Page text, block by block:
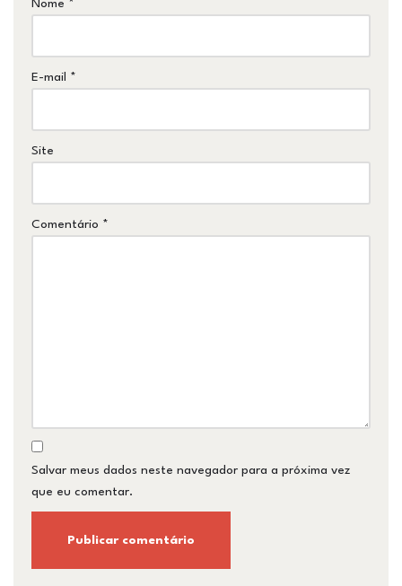
Nome *
E-mail *
Site
Comentário *
Salvar meus dados neste navegador para a próxima vez
que eu comentar.